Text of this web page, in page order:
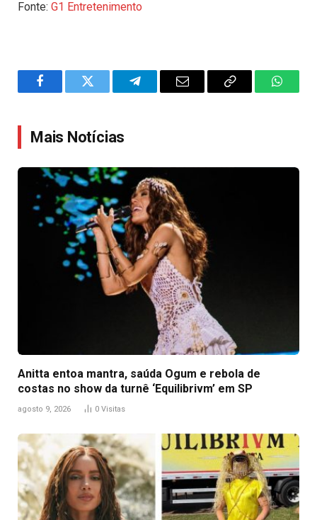
Fonte: G1 Entretenimento
FacebookTwitter TelegramEmail
Copy
Mais Notícias
Anitta entoa mantra, saúda Ogum e rebola de
costas no show da turnê ‘Equilibrivm’ em SP
agosto 9, 2026 0 Visitas